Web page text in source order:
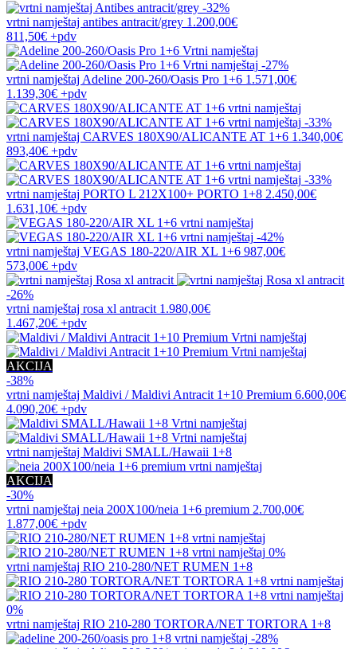
-32%
vrtni namještaj antibes antracit/grey 1.200,00€
811,50€ +pdv
-27%
vrtni namještaj Adeline 200-260/Oasis Pro 1+6 1.571,00€
1.139,30€ +pdv
-33%
vrtni namještaj CARVES 180X90/ALICANTE AT 1+6 1.340,00€
893,40€ +pdv
-33%
vrtni namještaj PORTO L 212X100+ PORTO 1+8 2.450,00€
1.631,10€ +pdv
-42%
vrtni namještaj VEGAS 180-220/AIR XL 1+6 987,00€
573,00€ +pdv
-26%
vrtni namještaj rosa xl antracit 1.980,00€
1.467,20€ +pdv
AKCIJA
-38%
vrtni namještaj Maldivi / Maldivi Antracit 1+10 Premium 6.600,00€
4.090,20€ +pdv
vrtni namještaj Maldivi SMALL/Hawaii 1+8
AKCIJA
-30%
vrtni namještaj neia 200X100/neia 1+6 premium 2.700,00€
1.877,00€ +pdv
0%
vrtni namještaj RIO 210-280/NET RUMEN 1+8
0%
vrtni namještaj RIO 210-280 TORTORA/NET TORTORA 1+8
-28%